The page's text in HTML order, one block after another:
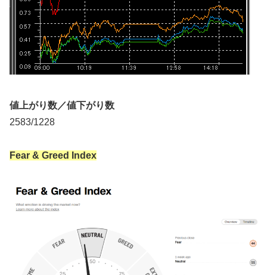
値上がり数／値下がり数
2583/1228
Fear & Greed Index